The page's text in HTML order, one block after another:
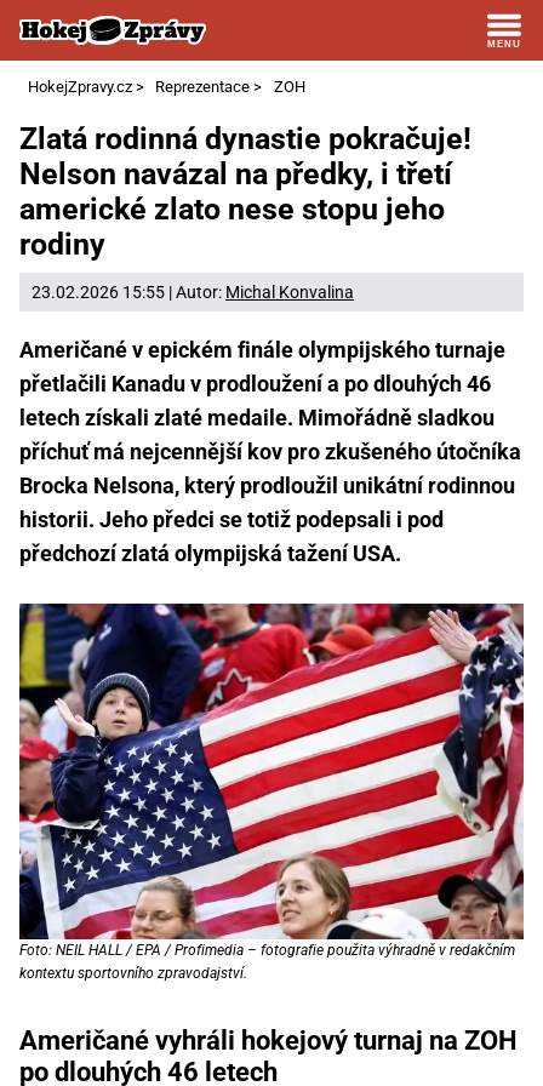
HokejZpravy.cz > Reprezentace > ZOH
Zlatá rodinná dynastie pokračuje!
Nelson navázal na předky, i třetí
americké zlato nese stopu jeho
rodiny
23.02.2026 15:55 | Autor: Michal Konvalina
Američané v epickém finále olympijského turnaje
přetlačili Kanadu v prodloužení a po dlouhých 46
letech získali zlaté medaile. Mimořádně sladkou
příchuť má nejcennější kov pro zkušeného útočníka
Brocka Nelsona, který prodloužil unikátní rodinnou
historii. Jeho předci se totiž podepsali i pod
předchozí zlatá olympijská tažení USA.
Foto: NEIL HALL / EPA / Profimedia – fotografie použita výhradně v redakčním
kontextu sportovního zpravodajství.
Američané vyhráli hokejový turnaj na ZOH
po dlouhých 46 letech